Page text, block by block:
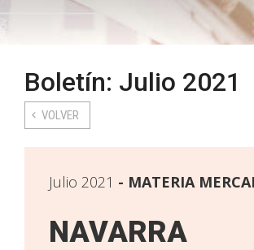
Boletín: Julio 2021
VOLVER
Julio 2021 MATERIA
NAVARRA